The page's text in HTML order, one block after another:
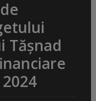
Tășnad